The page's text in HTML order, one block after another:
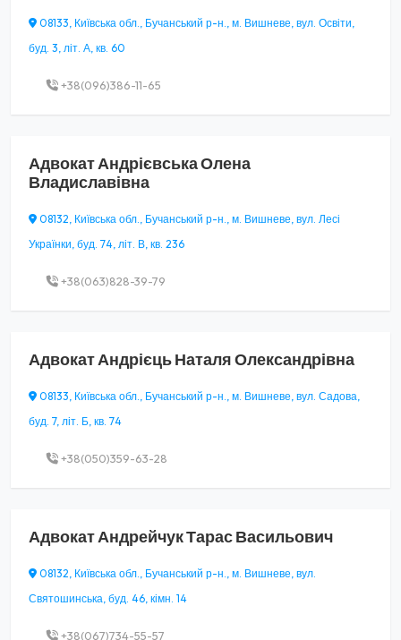
08133, Київська обл., Бучанський р-н., м. Вишневе, вул. Освіти,
буд. 3, літ. А, кв. 60
+38(096)386-11-65
АдвокатАндрієвська Олена
Владиславівна
08132, Київська обл., Бучанський р-н., м. Вишневе, вул. Лесі
Українки, буд. 74, літ. В, кв. 236
+38(063)828-39-79
АдвокатАндрієць Наталя Олександрівна
08133, Київська обл., Бучанський р-н., м. Вишневе, вул. Садова,
буд. 7, літ. Б, кв. 74
+38(050)359-63-28
АдвокатАндрейчук Тарас Васильович
08132, Київська обл., Бучанський р-н., м. Вишневе, вул.
Святошинська, буд. 46, кімн. 14
+38(067)734-55-57